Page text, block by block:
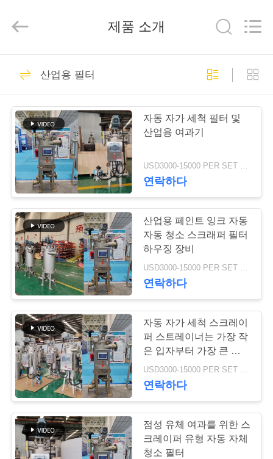
제
품
우
리
에
대
하
여
공
장
여
행
HUATAO
LOVER
Rights
비 부직물
산업용 롤러
369
폴리우레탄 스크린
패널
763
제품 소개
산업용 필터
자동 자가 세척 필터 및
산업용 여과기
USD3000-15000 PER SET MOQ:1세트
연락하다
산업용 페인트 잉크 자동
자동 청소 스크래퍼 필터
하우징 장비
USD3000-15000 PER SET MOQ:1세트
연락하다
자동 자가 세척 스크레이
퍼 스트레이너는 가장 작
은 입자부터 가장 큰 잔해
까지 필터링합니다.
USD3000-15000 PER SET MOQ:1세트
연락하다
점성 유체 여과를 위한 스
크레이퍼 유형 자동 자체
청소 필터